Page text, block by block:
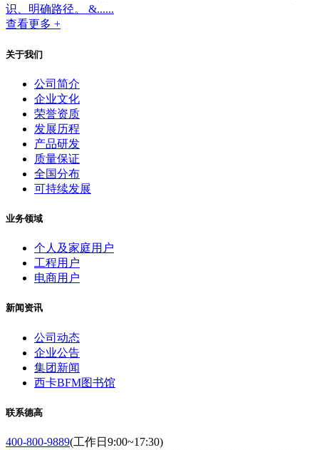
识、明确路径。 &......
查看更多 +
关于我们
公司简介
企业文化
荣誉资质
发展历程
产品研发
质量保证
全国分布
可持续发展
业务领域
个人及家庭用户
工程用户
电商用户
新闻资讯
公司动态
企业公告
集团新闻
西卡BFM图书馆
联系德高
400-800-9889(工作日9:00~17:30)